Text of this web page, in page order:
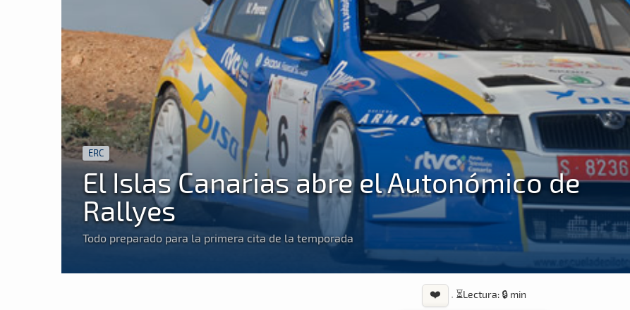
ERC
El Islas Canarias abre el Autonómico de
Rallyes
Todo preparado para la primera cita de la temporada
❤️ · ⏳Lectura: 🔒 min